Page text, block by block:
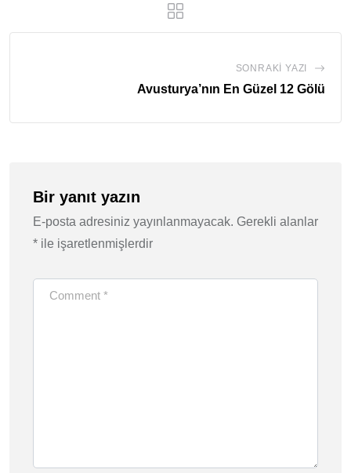
SONRAKI YAZI
Avusturya’nın En Güzel 12 Gölü
Bir yanıt yazın
E-posta adresiniz yayınlanmayacak. Gerekli alanlar
* ile işaretlenmişlerdir